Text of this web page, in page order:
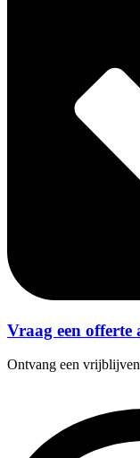
Vraag een offerte
Ontvang een